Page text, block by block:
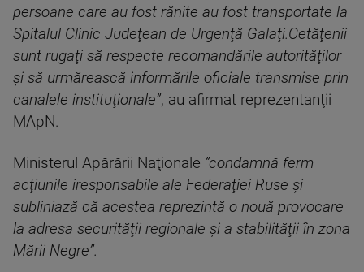
persoane care au fost rănite au fost transportate la
Spitalul Clinic Judeţean de Urgenţă Galaţi.Cetăţenii
sunt rugaţi să respecte recomandările autorităţilor
şi să urmărească informările oficiale transmise prin
canalele instituţionale”, au afirmat reprezentanţii
MApN.
Ministerul Apărării Naţionale ”condamnă ferm
acţiunile iresponsabile ale Federaţiei Ruse şi
subliniază că acestea reprezintă o nouă provocare
la adresa securităţii regionale şi a stabilităţii în zona
Mării Negre”.